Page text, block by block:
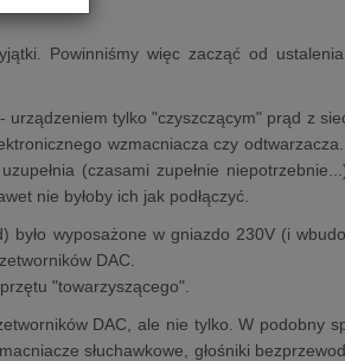
Powinniśmy więc zacząć od
tylko "czyszczącym" prąd z
wzmacniacza czy
(czasami zupełnie
nie byłoby ich jak podłączyć.
było wyposażone w gniazdo 230V (i
DAC.
"towarzyszącego".
DAC, ale nie tylko. W podobny
słuchawkowe, głośniki